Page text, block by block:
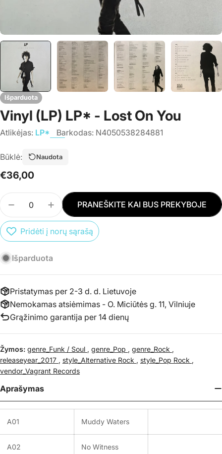
Išparduota
Vinyl (LP) LP* - Lost On You
Atlikėjas: LP* Barkodas: N4050538284881
Būklė: Naudota
Įprasta
€36,00
Kiekis
SUMAŽINTI PREKĖS VINYL (LP) LP* - LOST ON
PADIDINTI PREKĖS VINYL (LP) LP* -
PRANEŠKITE KAI BUS PREKYBOJE
Pridėti į norų sąrašą
Išparduota
Pristatymas per 2-3 d. d. Lietuvoje
Nemokamas atsiėmimas - O. Miciūtės g. 11, Vilniuje
Grąžinimo garantija per 14 dienų
Žymos: genre_Funk / Soul , genre_Pop , genre_Rock ,
releaseyear_2017 , style_Alternative Rock , style_Pop Rock ,
vendor_Vagrant Records
Aprašymas
A01 Muddy Waters
A02 No Witness